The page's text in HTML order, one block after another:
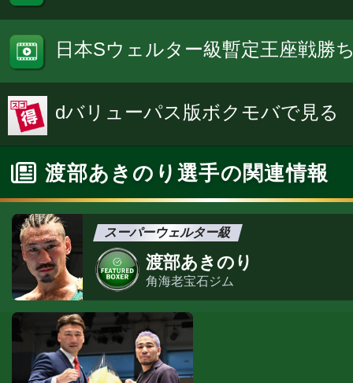
日本Sウェルター級暫定王座戦勝
dバリューパス版ボクモバで見る
渡部あきのり選手の関連情報
スーパーウェルター級
渡部あきのり
角海老宝石ジム